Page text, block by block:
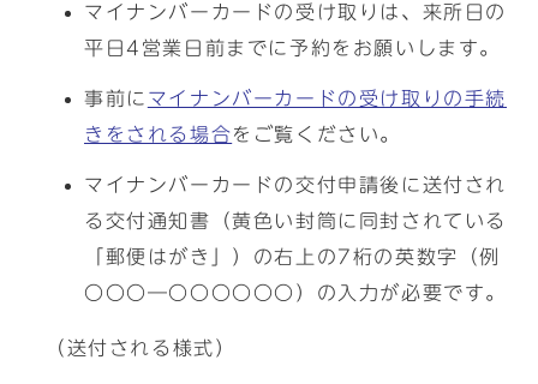
マイナンバーカードの受け取りは、来所日の
平日4営業日前までに予約をお願いします。
事前に マイナンバーカードの受け取りの手続
きをされる場合をご覧ください。
マイナンバーカードの交付申請後に送付され
る交付通知書（黄色い封筒に同封されている
「郵便はがき」）の右上の7桁の英数字（例
〇〇〇―〇〇〇〇〇〇）の入力が必要です。
（送付される様式）